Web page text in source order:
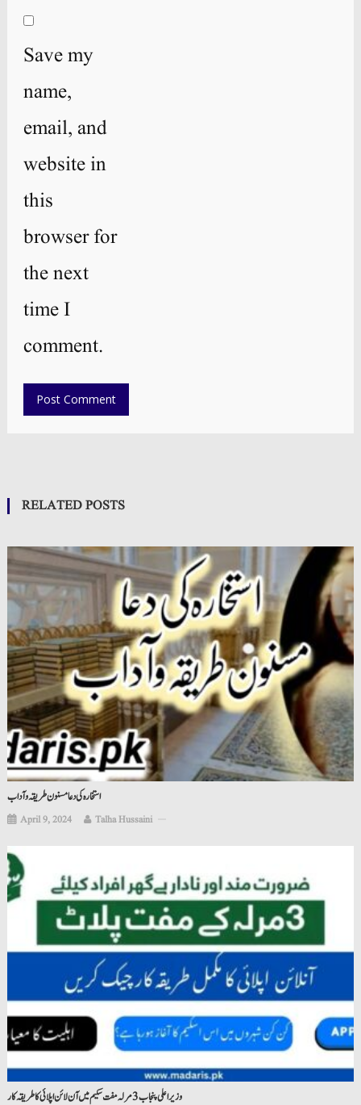
Save my
name,
email, and
website in
this
browser for
the next
time I
comment.
RELATED POSTS
استخارہ کی دعا مسنون طریقہ و آداب
April 9, 2024 Talha Hussaini
وزیراعلی پنجاب 3 مرلہ مفت سکیم میں آن لائن اپلائی کا طریقہ کار